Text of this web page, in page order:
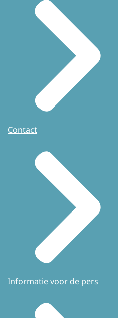
Contact
Informatie voor de pers